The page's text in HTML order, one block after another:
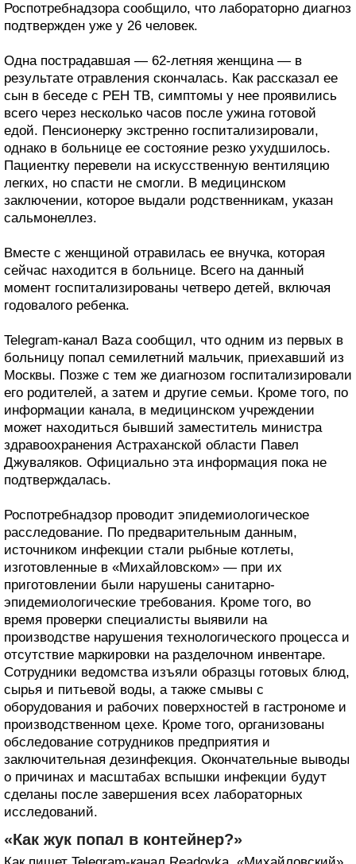
Роспотребнадзора сообщило, что лабораторно диагноз
подтвержден уже у 26 человек.
Одна пострадавшая — 62-летняя женщина — в
результате отравления скончалась. Как рассказал ее
сын в беседе с РЕН ТВ, симптомы у нее проявились
всего через несколько часов после ужина готовой
едой. Пенсионерку экстренно госпитализировали,
однако в больнице ее состояние резко ухудшилось.
Пациентку перевели на искусственную вентиляцию
легких, но спасти не смогли. В медицинском
заключении, которое выдали родственникам, указан
сальмонеллез.
Вместе с женщиной отравилась ее внучка, которая
сейчас находится в больнице. Всего на данный
момент госпитализированы четверо детей, включая
годовалого ребенка.
Telegram-канал Baza сообщил, что одним из первых в
больницу попал семилетний мальчик, приехавший из
Москвы. Позже с тем же диагнозом госпитализировали
его родителей, а затем и другие семьи. Кроме того, по
информации канала, в медицинском учреждении
может находиться бывший заместитель министра
здравоохранения Астраханской области Павел
Джуваляков. Официально эта информация пока не
подтверждалась.
Роспотребнадзор проводит эпидемиологическое
расследование. По предварительным данным,
источником инфекции стали рыбные котлеты,
изготовленные в «Михайловском» — при их
приготовлении были нарушены санитарно-
эпидемиологические требования. Кроме того, во
время проверки специалисты выявили на
производстве нарушения технологического процесса и
отсутствие маркировки на разделочном инвентаре.
Сотрудники ведомства изъяли образцы готовых блюд,
сырья и питьевой воды, а также смывы с
оборудования и рабочих поверхностей в гастрономе и
производственном цехе. Кроме того, организованы
обследование сотрудников предприятия и
заключительная дезинфекция. Окончательные выводы
о причинах и масштабах вспышки инфекции будут
сделаны после завершения всех лабораторных
исследований.
«Как жук попал в контейнер?»